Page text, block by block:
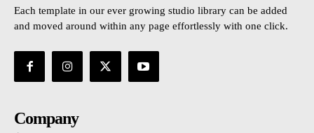
Each template in our ever growing studio library can be added
and moved around within any page effortlessly with one click.
Company